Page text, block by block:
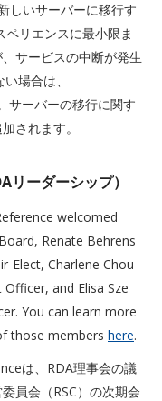
しいサーバーに移行す
リエンスに最小限ま
サービスの中断が発生
場合は、
サーバーの移行に関す
されます。
ーダーシップ）
welcomed
Renate Behrens
Elect, Charlene Chou
and Elisa Sze
You can learn more
those members here.
は、RDA理事会の議
員会（RSC）の次期会